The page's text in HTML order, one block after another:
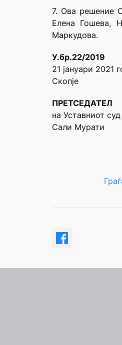
7. Ова решение
Елена Гошева,
Маркудова.
У.бр.22/2019
21 јануари 2021
Скопје
ПРЕТСЕДАТЕЛ
на Уставниот
Сали Мурати